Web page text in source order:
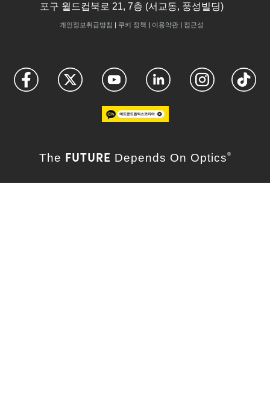
포구 월드컵북로 21, 7층 (서교동, 풍성빌딩)
개인정보취급방침 | 쿠키 정책 | 이용약관| 접근성
The FUTURE Depends On Optics ®